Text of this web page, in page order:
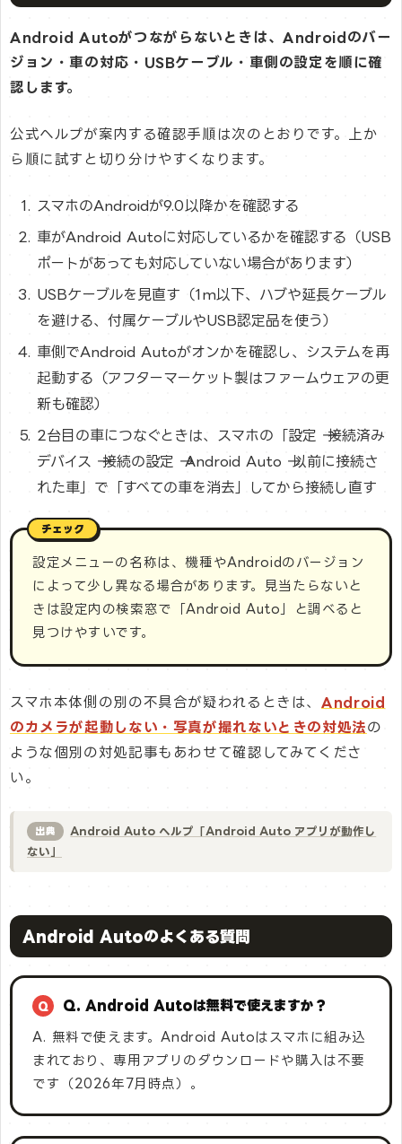
Android Autoがつながらないときは、Androidのバー
ジョン・車の対応・USBケーブル・車側の設定を順に確
認します。
公式ヘルプが案内する確認手順は次のとおりです。上か
ら順に試すと切り分けやすくなります。
スマホのAndroidが9.0以降かを確認する
車がAndroid Autoに対応しているかを確認する（USB
ポートがあっても対応していない場合があります）
USBケーブルを見直す（1m以下、ハブや延長ケーブル
を避ける、付属ケーブルやUSB認定品を使う）
車側でAndroid Autoがオンかを確認し、システムを再
起動する（アフターマーケット製はファームウェアの更
新も確認）
2台目の車につなぐときは、スマホの「設定 → 接続済み
デバイス → 接続の設定 → Android Auto → 以前に接続さ
れた車」で「すべての車を消去」してから接続し直す
設定メニューの名称は、機種やAndroidのバージョン
によって少し異なる場合があります。見当たらないと
きは設定内の検索窓で「Android Auto」と調べると
見つけやすいです。
スマホ本体側の別の不具合が疑われるときは、 Android
のカメラが起動しない・写真が撮れないときの対処法の
ような個別の対処記事もあわせて確認してみてくださ
い。
出典
Android Auto ヘルプ「Android Auto アプリが動作し
ない」
Android Autoのよくある質問
Q. Android Autoは無料で使えますか？
A. 無料で使えます。Android Autoはスマホに組み込
まれており、専用アプリのダウンロードや購入は不要
です（2026年7月時点）。